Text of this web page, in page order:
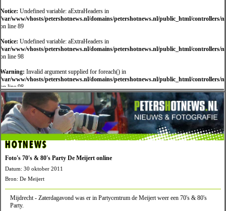
Notice: Undefined variable: aExtraHeaders in
/var/www/vhosts/petershotnews.nl/domains/petershotnews.nl/public_html/controllers/
on line 89
Notice: Undefined variable: aExtraHeaders in
/var/www/vhosts/petershotnews.nl/domains/petershotnews.nl/public_html/controllers/
on line 98
Warning: Invalid argument supplied for foreach() in
/var/www/vhosts/petershotnews.nl/domains/petershotnews.nl/public_html/controllers/
on line 98
HOTNEWS
Foto's 70's & 80's Party De Meijert online
Datum: 30 oktober 2011
Bron: De Meijert
Mijdrecht - Zaterdagavond was er in Partycentrum de Meijert weer een 70's & 80's
Party.